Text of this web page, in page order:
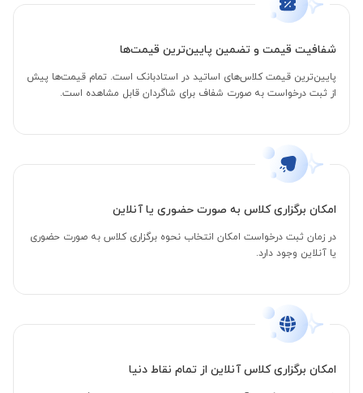
شفافیت قیمت و تضمین پایین‌ترین قیمت‌ها
پایین‌ترین قیمت کلاس‌های اساتید در استادبانک است. تمام قیمت‌ها پیش
از ثبت درخواست به صورت شفاف برای شاگردان قابل مشاهده است.
امکان برگزاری کلاس به صورت حضوری یا آنلاین
در زمان ثبت درخواست امکان انتخاب نحوه برگزاری کلاس به صورت حضوری
یا آنلاین وجود دارد.
امکان برگزاری کلاس آنلاین از تمام نقاط دنیا